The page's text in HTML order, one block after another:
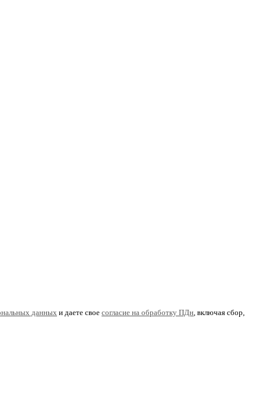
данных и даете свое согласие на обработку ПДн, включая сбор,